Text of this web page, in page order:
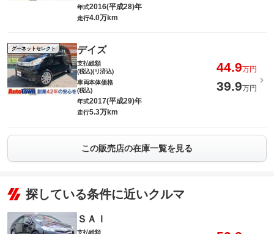
年式2016(平成28)年
走行4.0万km
グーネットセレクト デイズ
支払総額
(税込)(リ済込)
44.9万円
車両本体価格
(税込)
39.9万円
年式2017(平成29)年
走行5.3万km
この販売店の在庫一覧を見る
探している条件に近いクルマ
ＳＡＩ
支払総額